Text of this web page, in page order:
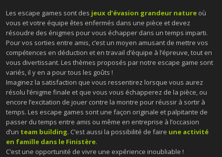
Les escape games sont des jeux d’évasion grandeur nature où
vous et votre équipe êtes enfermés dans une pièce et devez
résoudre des énigmes pour vous échapper dans un temps imparti.
Pour vos sorties entre amis, c’est un moyen amusant de mettre vos
compétences en déduction et en travail d’équipe à l’épreuve, tout en
vous divertissant. Les thèmes proposés par notre escape game sont
variés, il y en a pour tous les goûts !
Imaginez la satisfaction que vous ressentirez lorsque vous aurez
résolu l’énigme finale et que vous vous échapperez de la pièce, ou
encore l’excitation de jouer contre la montre pour réussir à sortir à
temps. Les escape games sont une façon originale et palpitante de
passer du temps entre amis ou même en entreprise à l’occasion
d’un team building. C’est aussi la possibilité de faire une activité
en famille dans le Finistère.
C’est une opportunité de vivre une expérience inoubliable !